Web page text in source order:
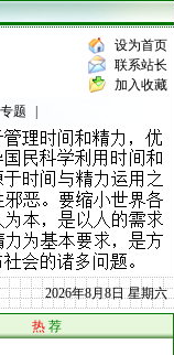
设为首页
联系站长
加入收藏
专题
2026年8月8日 星期六
热 荐